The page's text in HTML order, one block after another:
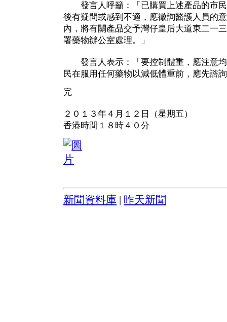
發言人呼籲：「已購買上述產品的市民
後有疑問或感到不適，應徵詢醫護人員的
內，將有關產品交予灣仔皇后大道東二一
署藥物辦公室處理。」
發言人表示：「要控制體重，應注意均
民在服用任何藥物以減低體重前，應先諮
完
２０１３年４月１２日（星期五）
香港時間１８時４０分
新聞資料庫 昨天新聞